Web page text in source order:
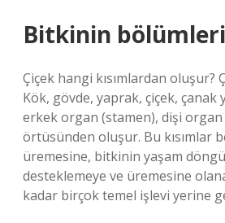
Bitkinin
Çiçek hangi kısımlardan oluşur?
Kök, gövde, yaprak, çiçek, çanak
erkek organ (stamen), dişi organ
örtüsünden oluşur. Bu kısımlar
üremesine, bitkinin yaşam
desteklemeye ve üremesine
kadar birçok temel işlevi yerine